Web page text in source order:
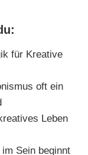
für Kreative
oft ein
Leben
Sein beginnt